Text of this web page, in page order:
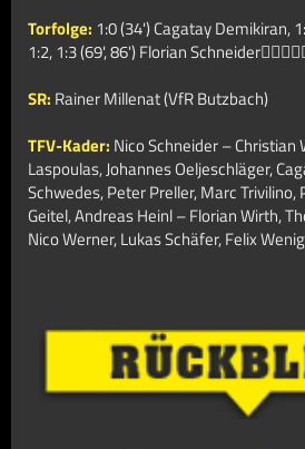
Torfolge: 1:0 (34') Cagatay Demikiran,
1:2, 1:3 (69', 86') Florian
SR: Rainer Millenat (VfR Butzbach)
TFV-Kader: Nico Schneider – Christian
Laspoulas, Johannes Oeljeschläger,
Schwedes, Peter Preller, Marc Trivilino,
Geitel, Andreas Heinl – Florian Wirth,
Nico Werner, Lukas Schäfer, Felix